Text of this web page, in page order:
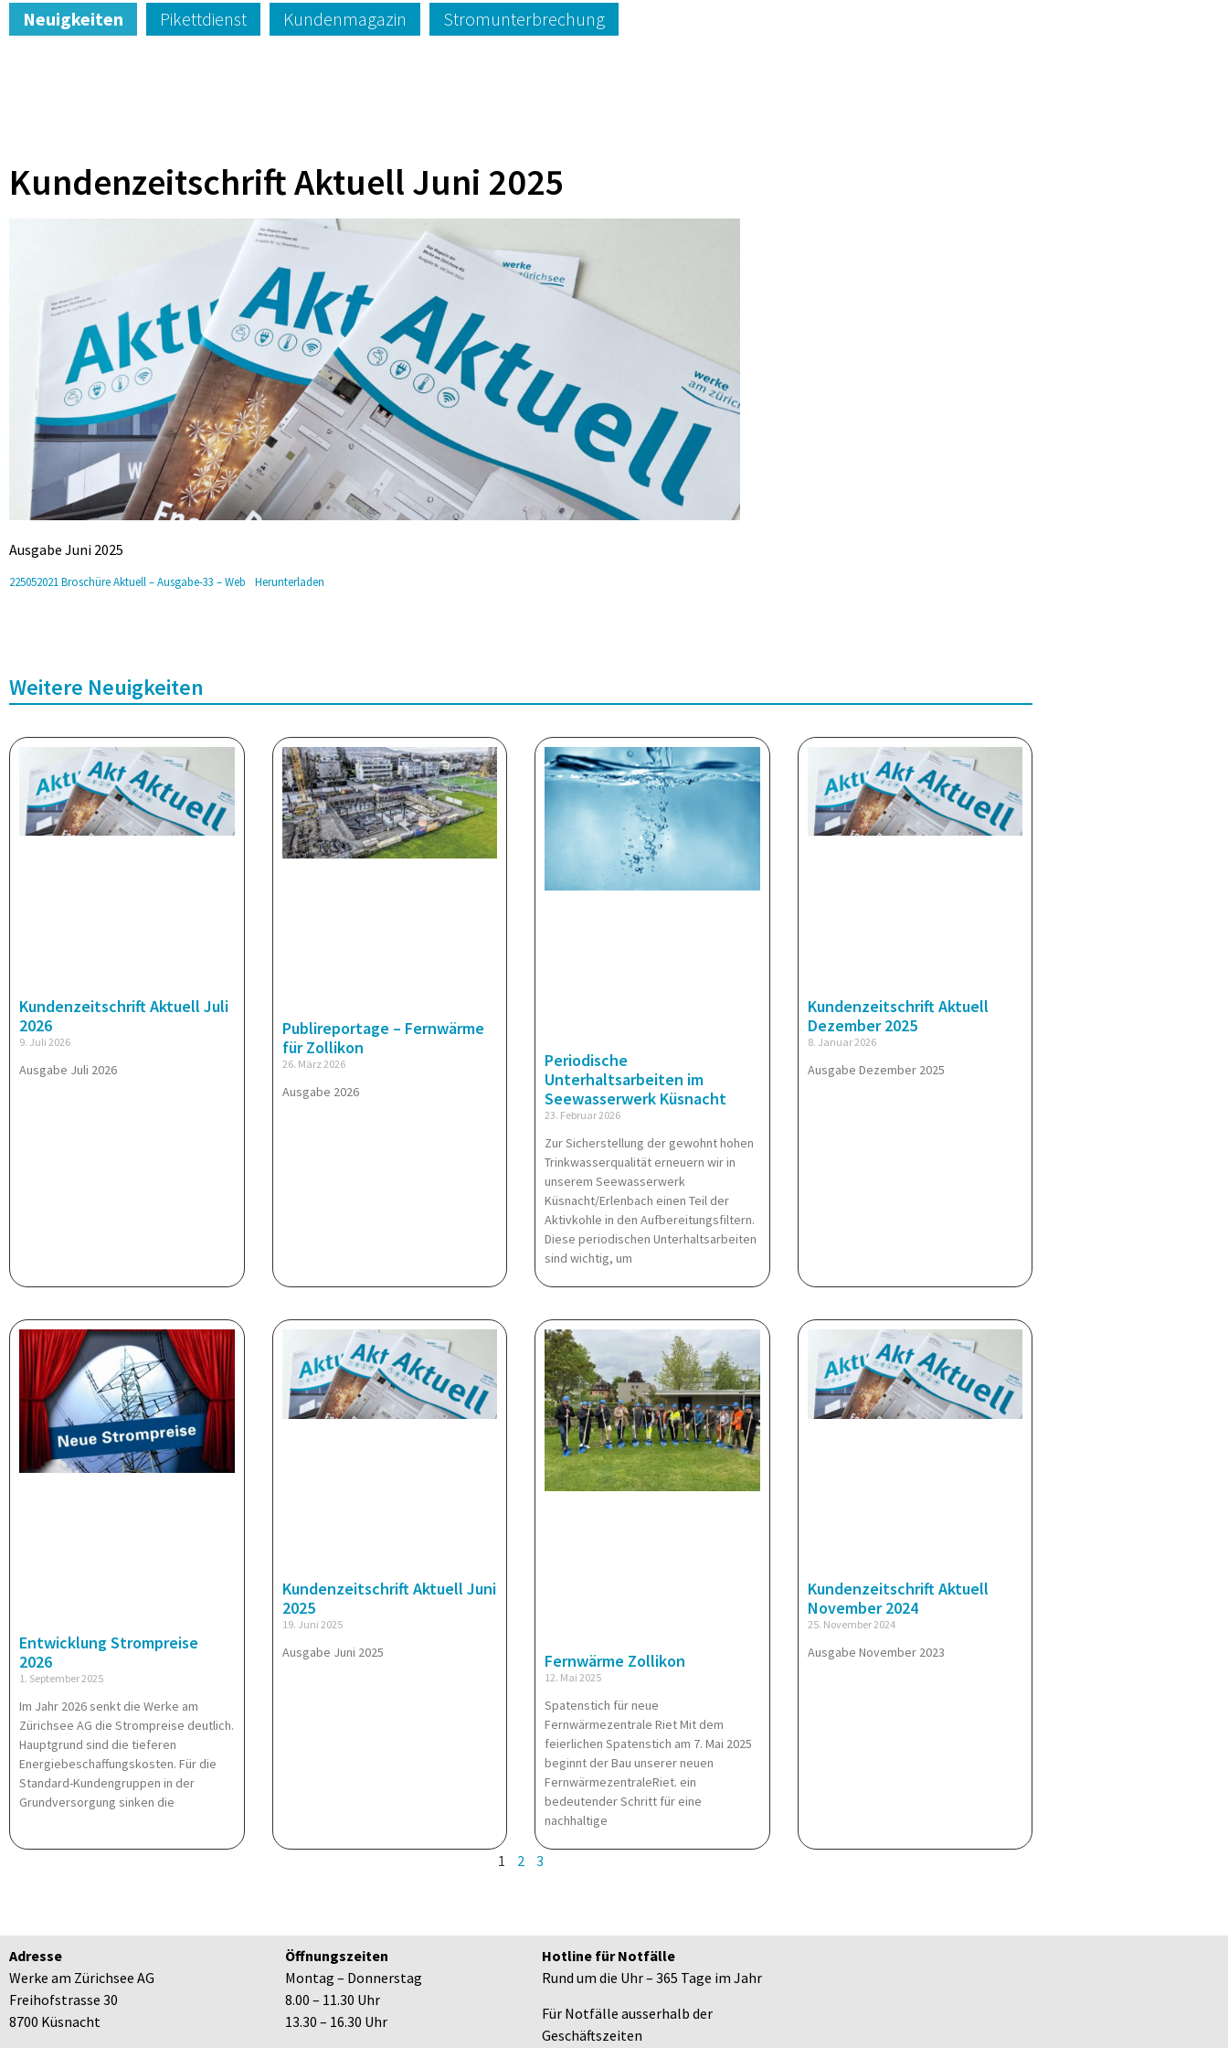
Neuigkeiten Pikettdienst Kundenmagazin Stromunterbrechung
Kundenzeitschrift Aktuell Juni 2025
Ausgabe Juni 2025
225052021 Broschüre Aktuell – Ausgabe-33 – Web Herunterladen
Weitere Neuigkeiten
Kundenzeitschrift Aktuell Juli
2026
9. Juli 2026
Ausgabe Juli 2026
Publireportage – Fernwärme
für Zollikon
26. März 2026
Ausgabe 2026
Periodische
Unterhaltsarbeiten im
Seewasserwerk Küsnacht
23. Februar 2026
Zur Sicherstellung der gewohnt hohen
Trinkwasserqualität erneuern wir in
unserem Seewasserwerk
Küsnacht/Erlenbach einen Teil der
Aktivkohle in den Aufbereitungsfiltern.
Diese periodischen Unterhaltsarbeiten
sind wichtig, um
Kundenzeitschrift Aktuell
Dezember 2025
8. Januar 2026
Ausgabe Dezember 2025
Entwicklung Strompreise
2026
1. September 2025
Im Jahr 2026 senkt die Werke am
Zürichsee AG die Strompreise deutlich.
Hauptgrund sind die tieferen
Energiebeschaffungskosten. Für die
Standard-Kundengruppen in der
Grundversorgung sinken die
Kundenzeitschrift Aktuell Juni
2025
19. Juni 2025
Ausgabe Juni 2025 Fernwärme Zollikon
12. Mai 2025
Spatenstich für neue
Fernwärmezentrale Riet Mit dem
feierlichen Spatenstich am 7. Mai 2025
beginnt der Bau unserer neuen
FernwärmezentraleRiet. ein
bedeutender Schritt für eine
nachhaltige
Kundenzeitschrift Aktuell
November 2024
25. November 2024
Ausgabe November 2023
1 2 3
Adresse
Werke am Zürichsee AG
Freihofstrasse 30
8700 Küsnacht
Öffnungszeiten
Montag – Donnerstag
8.00 – 11.30 Uhr
13.30 – 16.30 Uhr
Hotline für Notfälle
Rund um die Uhr – 365 Tage im Jahr
Für Notfälle ausserhalb der
Geschäftszeiten